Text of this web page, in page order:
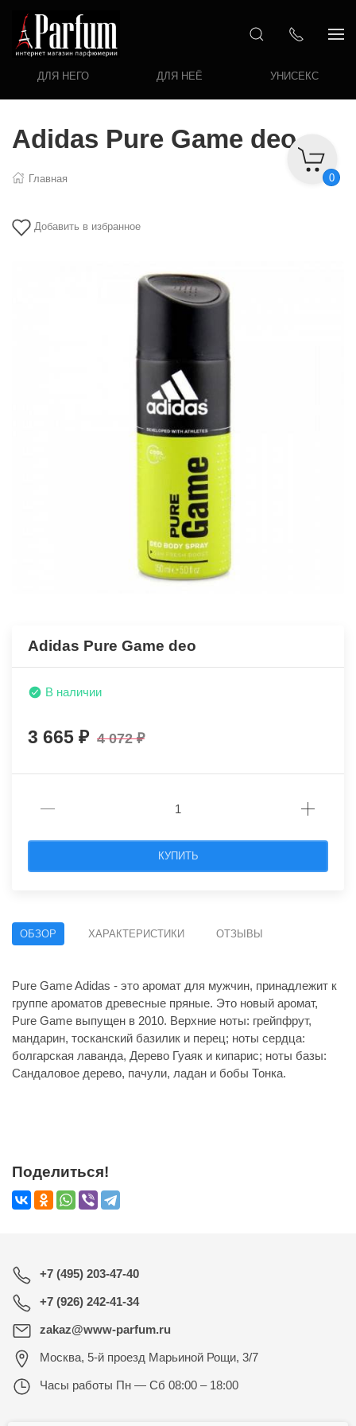
ДЛЯ НЕГО ДЛЯ НЕЁ УНИСЕКС
0
Adidas Pure Game deo
Главная
Добавить в избранное
Adidas Pure Game deo
В наличии
3 665 4 072
КУПИТЬ
ОБЗОР ХАРАКТЕРИСТИКИ ОТЗЫВЫ
Pure Game Adidas - это аромат для мужчин, принадлежит к
группе ароматов древесные пряные. Это новый аромат,
Pure Game выпущен в 2010. Верхние ноты: грейпфрут,
мандарин, тосканский базилик и перец; ноты сердца:
болгарская лаванда, Дерево Гуаяк и кипарис; ноты базы:
Сандаловое дерево, пачули, ладан и бобы Тонка.
Поделиться!
+7 (495) 203-47-40
+7 (926) 242-41-34
zakaz@www-parfum.ru
Москва, 5-й проезд Марьиной Рощи, 3/7
Часы работы Пн — Сб 08:00 – 18:00